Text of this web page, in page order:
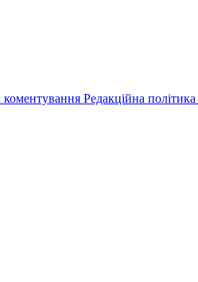
Редакційна політика